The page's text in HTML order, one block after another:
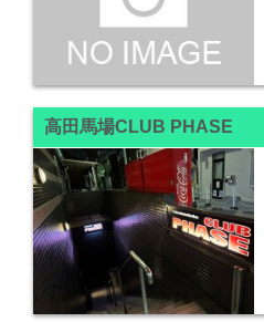
高田馬場CLUB PHASE